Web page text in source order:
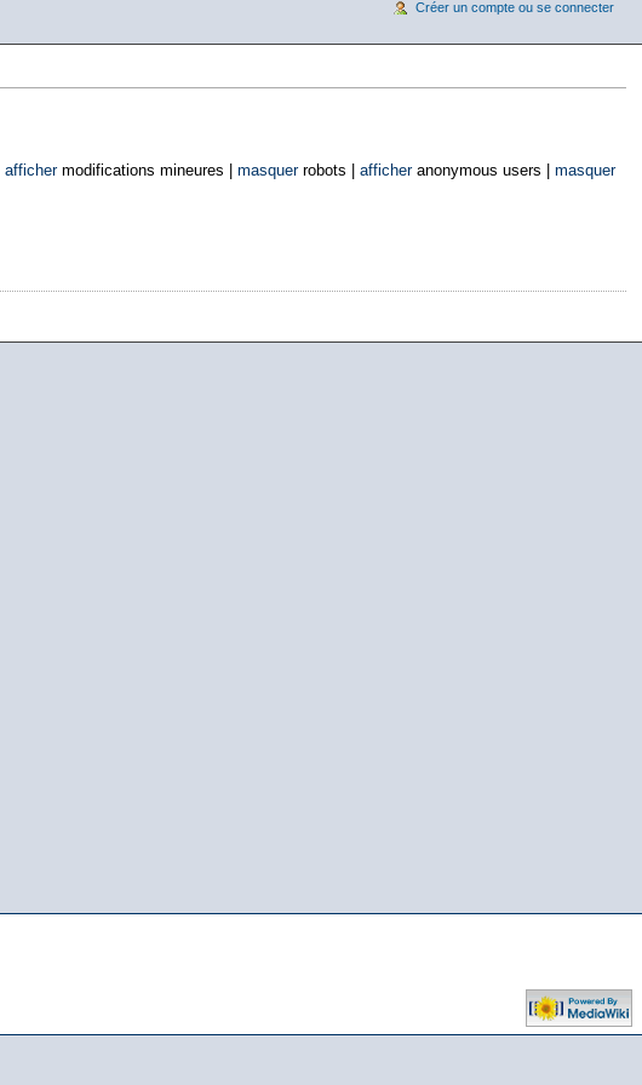
affichermodifications mineures | masquerrobots | afficheranonymous users | masquer
Créer un compte ou se connecter